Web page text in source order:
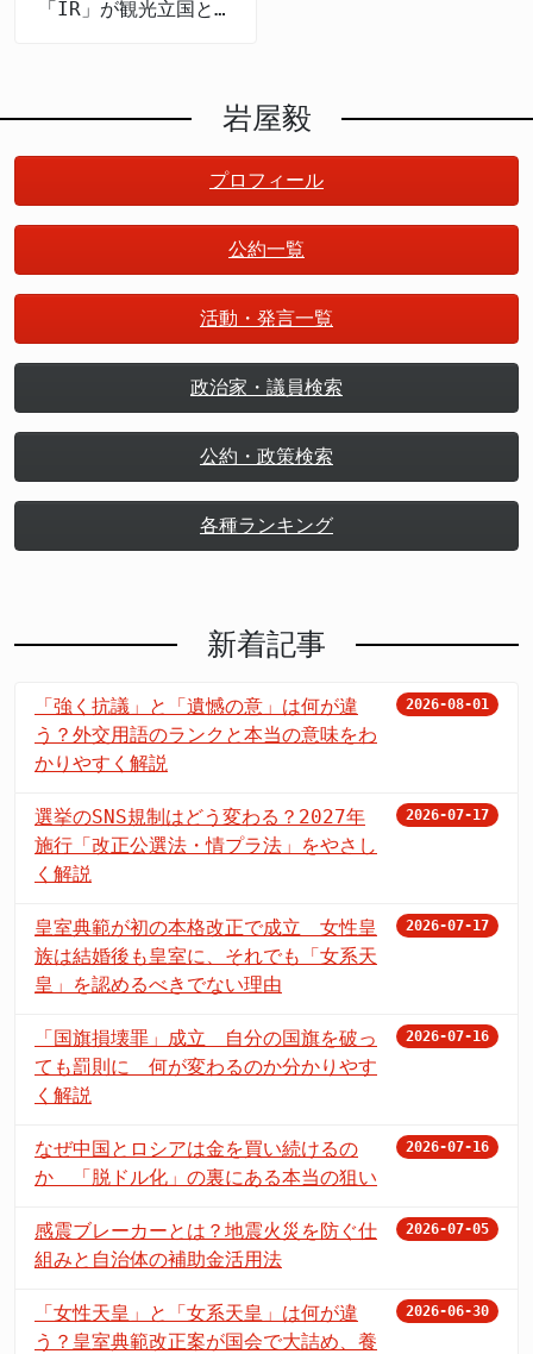
「IR」が観光立国と地
岩屋毅
プロフィール
公約一覧
活動・発言一覧
政治家・議員検索
公約・政策検索
各種ランキング
新着記事
「強く抗議」と「遺憾の意」は何が違
う？外交用語のランクと本当の意味をわ
かりやすく解説
2026-08-01
選挙のSNS規制はどう変わる？2027年
施行「改正公選法・情プラ法」をやさし
く解説
2026-07-17
皇室典範が初の本格改正で成立 女性皇
族は結婚後も皇室に、それでも「女系天
皇」を認めるべきでない理由
2026-07-17
「国旗損壊罪」成立 自分の国旗を破っ
ても罰則に 何が変わるのか分かりやす
く解説
2026-07-16
なぜ中国とロシアは金を買い続けるの
か 「脱ドル化」の裏にある本当の狙い
2026-07-16
感震ブレーカーとは？地震火災を防ぐ仕
組みと自治体の補助金活用法
2026-07-05
「女性天皇」と「女系天皇」は何が違
う？皇室典範改正案が国会で大詰め、養
2026-06-30